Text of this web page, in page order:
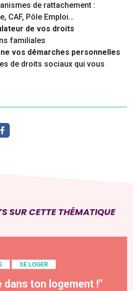
de rattachement :
CAF, Pôle Emploi…
de vos droits
familiales
vos démarches personnelles
de droits sociaux qui vous
SUR CETTE THÉMATIQUE
SE LOGER
dans ton logement !"